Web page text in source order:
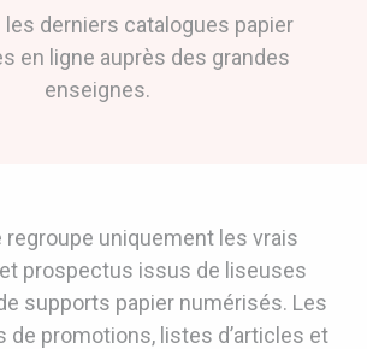
les derniers catalogues papier
en ligne auprès des grandes
enseignes.
regroupe uniquement les vrais
prospectus issus de liseuses
supports papier numérisés. Les
de promotions, listes d’articles et